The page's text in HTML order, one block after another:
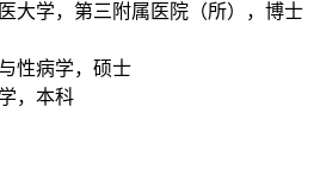
大学，第三附属医院（所），博士
性病学，硕士
，本科